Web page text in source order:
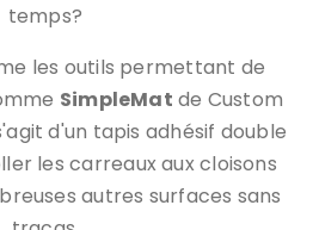
temps?
les outils permettant de
SimpleMat de Custom
d'un tapis adhésif double
les carreaux aux cloisons
autres surfaces sans